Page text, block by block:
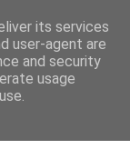
its services
user-agent are
and security
usage